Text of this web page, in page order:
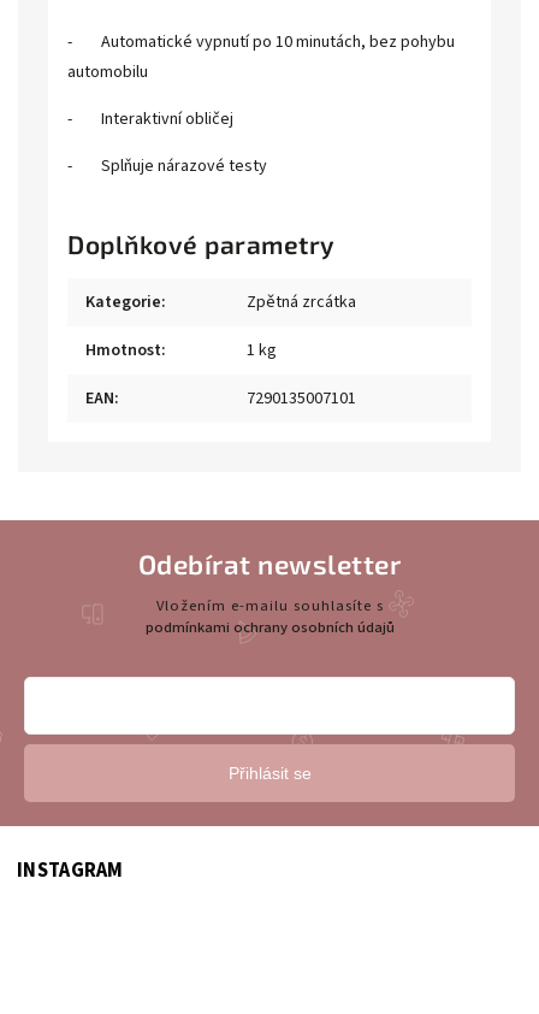
- Automatické vypnutí po 10 minutách, bez pohybu
automobilu
- Interaktivní obličej
- Splňuje nárazové testy
Doplňkové parametry
Kategorie:
Zpětná zrcátka
Hmotnost:
1 kg
EAN: 7290135007101
INSTAGRAM
Odebírat newsletter
Vložením e-mailu souhlasíte s
podmínkami ochrany osobních údajů
Přihlásit se